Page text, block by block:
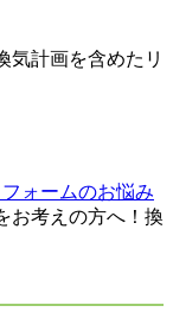
気計画を含めたリ
フォームのお悩み
お考えの方へ！換